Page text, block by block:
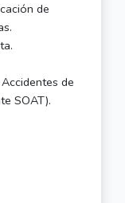
de
de
SOAT).